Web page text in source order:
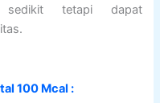
sedikit tetapi dapat
100 Mcal :